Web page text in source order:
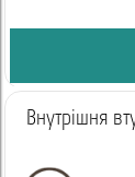
Внутрішня